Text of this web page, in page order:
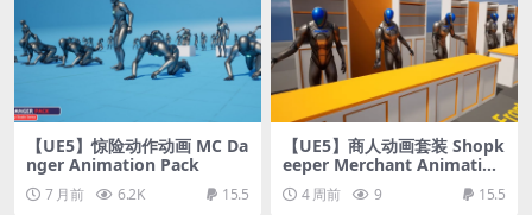
【UE5】惊险动作动画 MC Da
nger Animation Pack
7 月前 6.2K 15.5
【UE5】商人动画套装 Shopk
eeper Merchant Animation
Set4 周前 9 15.5